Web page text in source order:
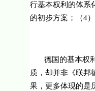
行基本权利的体系
的初步方案；（4
德国的基本权
质，却并非《联邦
果，更多体现的是